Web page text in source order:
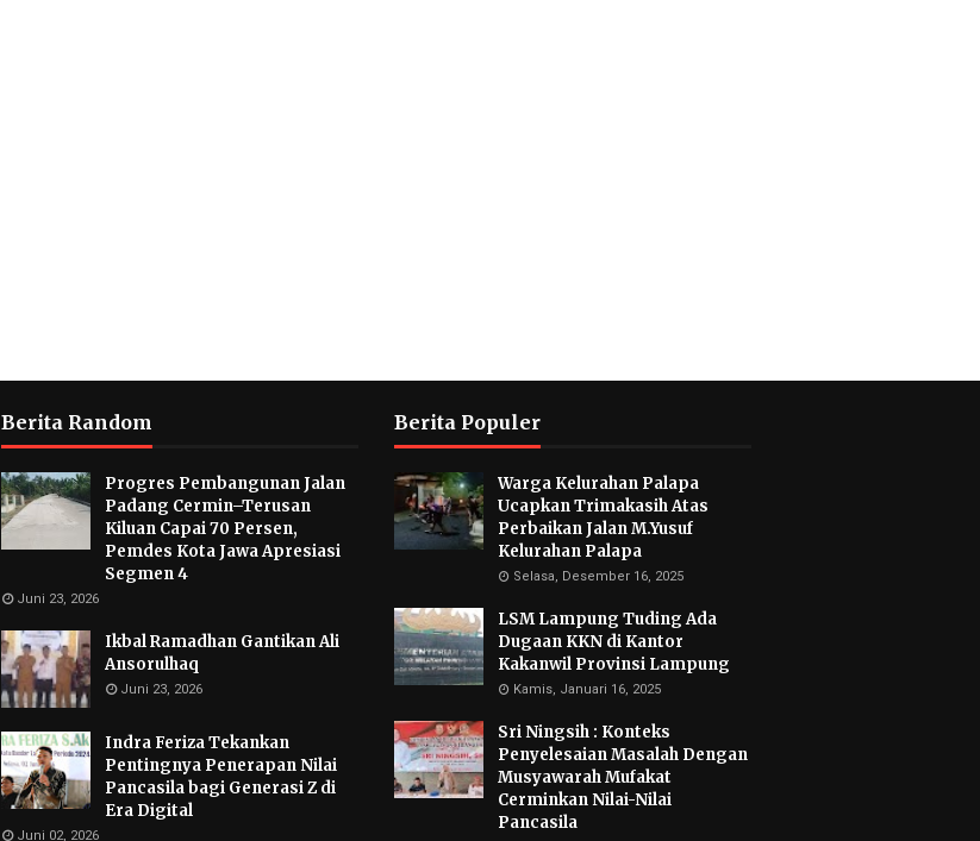
Berita Random
Progres Pembangunan Jalan
Padang Cermin–Terusan
Kiluan Capai 70 Persen,
Pemdes Kota Jawa Apresiasi
Segmen 4
Juni 23, 2026
Ikbal Ramadhan Gantikan Ali
Ansorulhaq
Juni 23, 2026
Indra Feriza Tekankan
Pentingnya Penerapan Nilai
Pancasila bagi Generasi Z di
Era Digital
Juni 02, 2026
Berita Populer
Warga Kelurahan Palapa
Ucapkan Trimakasih Atas
Perbaikan Jalan M.Yusuf
Kelurahan Palapa
Selasa, Desember 16, 2025
LSM Lampung Tuding Ada
Dugaan KKN di Kantor
Kakanwil Provinsi Lampung
Kamis, Januari 16, 2025
Sri Ningsih : Konteks
Penyelesaian Masalah Dengan
Musyawarah Mufakat
Cerminkan Nilai-Nilai
Pancasila